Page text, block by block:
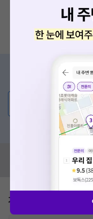
증상/치
의사
💬 무엇이든 물어보세
혹은, 의료상담
혹시 잘못된 병원정
모두닥 팀에 알려주세요!
가격표